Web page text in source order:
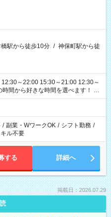
駅から徒歩10分 / 神保町駅から徒
～22:00 15:30～21:00 12:30～
ります
/ 副業・WワークOK / シフト勤務 /
ル不要
する 詳細へ
掲載日：2026.07.29